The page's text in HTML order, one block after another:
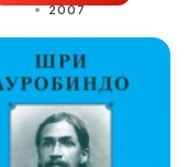
2007